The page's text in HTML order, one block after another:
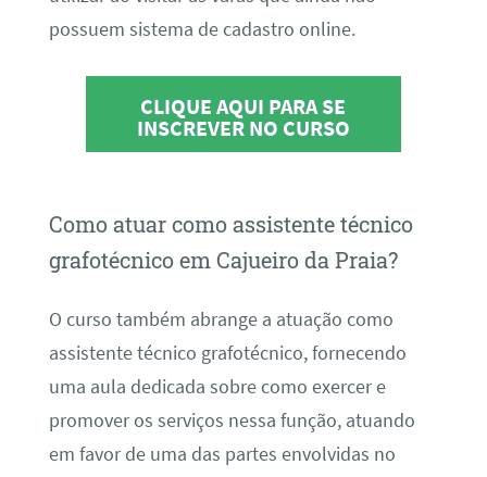
possuem sistema de cadastro online.
CLIQUE AQUI PARA SE
INSCREVER NO CURSO
Como atuar como assistente técnico
grafotécnico em Cajueiro da Praia?
O curso também abrange a atuação como
assistente técnico grafotécnico, fornecendo
uma aula dedicada sobre como exercer e
promover os serviços nessa função, atuando
em favor de uma das partes envolvidas no